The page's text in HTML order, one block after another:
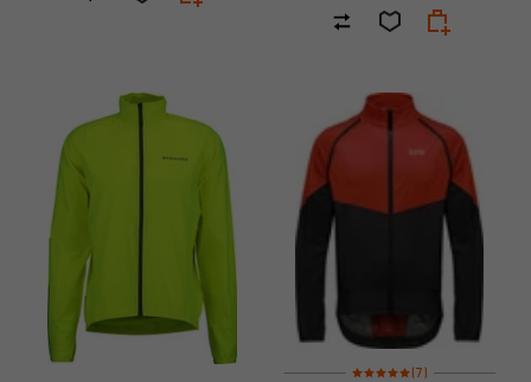
Note moyenne : 5 sur 5
(7)